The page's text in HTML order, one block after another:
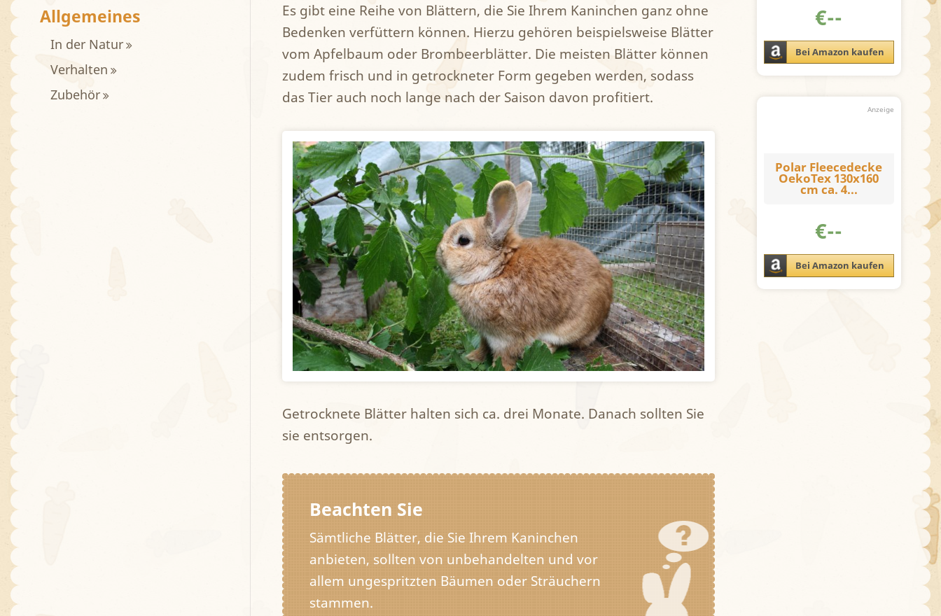
Allgemeines
In der Natur
Verhalten
Zubehör
Es gibt eine Reihe von Blättern, die Sie Ihrem Kaninchen ganz ohne
Bedenken verfüttern können. Hierzu gehören beispielsweise Blätter
vom Apfelbaum oder Brombeerblätter. Die meisten Blätter können
zudem frisch und in getrockneter Form gegeben werden, sodass
das Tier auch noch lange nach der Saison davon profitiert.
Getrocknete Blätter halten sich ca. drei Monate. Danach sollten Sie
sie entsorgen.
Beachten Sie
Sämtliche Blätter, die Sie Ihrem Kaninchen
anbieten, sollten von unbehandelten und vor
allem ungespritzten Bäumen oder Sträuchern
stammen.
€--
Bei Amazon kaufen
Polar Fleecedecke
OekoTex 130x160
cm ca. 4...
€--
Bei Amazon kaufen